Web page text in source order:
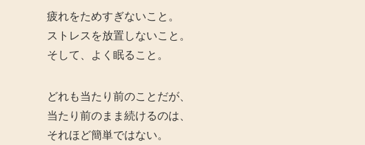
疲れをためすぎないこと。
ストレスを放置しないこと。
そして、よく眠ること。
どれも当たり前のことだが、
当たり前のまま続けるのは、
それほど簡単ではない。